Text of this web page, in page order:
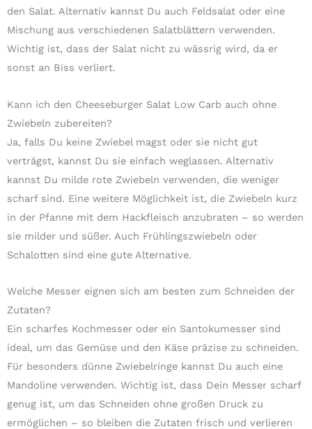
den Salat. Alternativ kannst Du auch Feldsalat oder eine
Mischung aus verschiedenen Salatblättern verwenden.
Wichtig ist, dass der Salat nicht zu wässrig wird, da er
sonst an Biss verliert.
Kann ich den Cheeseburger Salat Low Carb auch ohne
Zwiebeln zubereiten?
Ja, falls Du keine Zwiebel magst oder sie nicht gut
verträgst, kannst Du sie einfach weglassen. Alternativ
kannst Du milde rote Zwiebeln verwenden, die weniger
scharf sind. Eine weitere Möglichkeit ist, die Zwiebeln kurz
in der Pfanne mit dem Hackfleisch anzubraten – so werden
sie milder und süßer. Auch Frühlingszwiebeln oder
Schalotten sind eine gute Alternative.
Welche Messer eignen sich am besten zum Schneiden der
Zutaten?
Ein scharfes Kochmesser oder ein Santokumesser sind
ideal, um das Gemüse und den Käse präzise zu schneiden.
Für besonders dünne Zwiebelringe kannst Du auch eine
Mandoline verwenden. Wichtig ist, dass Dein Messer scharf
genug ist, um das Schneiden ohne großen Druck zu
ermöglichen – so bleiben die Zutaten frisch und verlieren